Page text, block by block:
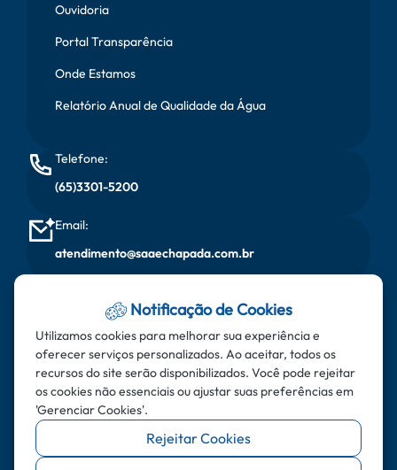
Ouvidoria
Portal Transparência
Onde Estamos
Relatório Anual de Qualidade da Água
Telefone:
(65)3301-5200
Email:
atendimento@saaechapada.com.br
Segunda à sexta, das 08:00 horas às 17:00 horas
Endereço:
Rua do Aricás - Bairro: Santa Cruz - CEP: 78.195-000 -
Chapada dos Guimarães - MT
Notificação de Cookies
Utilizamos cookies para melhorar sua experiência e
oferecer serviços personalizados. Ao aceitar, todos os
recursos do site serão disponibilizados. Você pode rejeitar
os cookies não essenciais ou ajustar suas preferências em
'Gerenciar Cookies'.
Rejeitar Cookies